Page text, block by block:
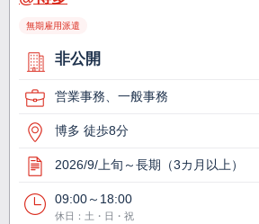
無期雇用派遣
非公開
営業事務、一般事務
博多 徒歩8分
2026/9/上旬～長期（3カ月以上）
09:00～18:00
休日：土・日・祝